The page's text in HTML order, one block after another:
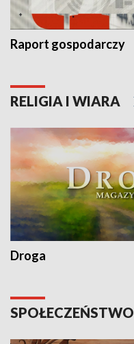
Raport gospodarczy
RELIGIA I WIARA
Droga
SPOŁECZEŃSTWO